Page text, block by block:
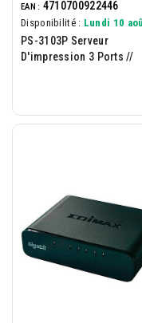
EAN : 4710700922446
Disponibilité : Lundi 10
PS-3103P Serveur
D'impression 3 Ports //